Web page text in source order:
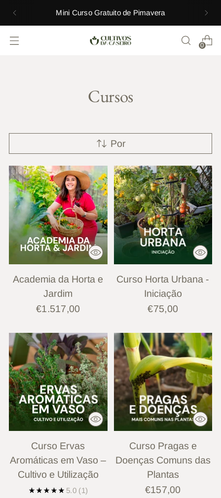
Mini Curso Gratuito de Pimavera
0
Cursos
Por
Academia da Horta e
Jardim
€1.517,00
Curso Horta Urbana -
Iniciação
€75,00
Curso Ervas
Aromáticas em Vaso –
Cultivo e Utilização
5.0 (1)
Curso Pragas e
Doenças Comuns das
Plantas
€157,00